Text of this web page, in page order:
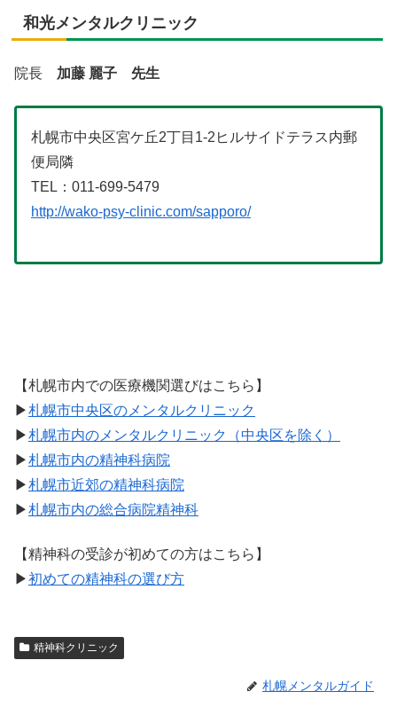
和光メンタルクリニック
院長 加藤 麗子 先生
札幌市中央区宮ケ丘2丁目1-2ヒルサイドテラス内郵
便局隣
TEL：011-699-5479
http://wako-psy-clinic.com/sapporo/
【札幌市内での医療機関選びはこちら】
▶︎札幌市中央区のメンタルクリニック
▶︎札幌市内のメンタルクリニック（中央区を除く）
▶︎札幌市内の精神科病院
▶︎札幌市近郊の精神科病院
▶︎札幌市内の総合病院精神科
【精神科の受診が初めての方はこちら】
▶︎初めての精神科の選び方
精神科クリニック
札幌メンタルガイド